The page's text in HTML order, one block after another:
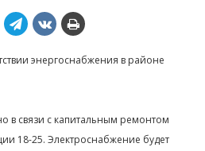
энергоснабжения в районе
в связи с капитальным ремонтом
18-25. Электроснабжение будет